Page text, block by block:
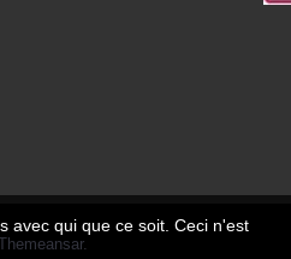
.
avec qui que ce soit. Ceci n'est